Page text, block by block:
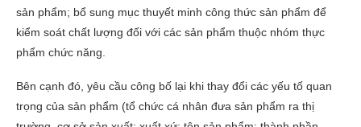
sản phẩm; bổ sung mục thuyết minh công thức sản phẩm để
kiểm soát chất lượng đối với các sản phẩm thuộc nhóm thực
phẩm chức năng.
Bên cạnh đó, yêu cầu công bố lại khi thay đổi các yếu tố quan
trọng của sản phẩm (tổ chức cá nhân đưa sản phẩm ra thị